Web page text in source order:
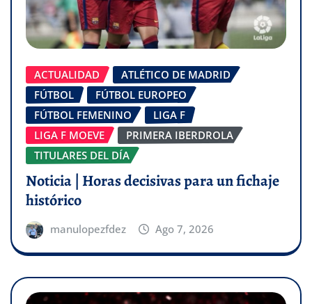
ACTUALIDAD
ATLÉTICO DE MADRID
FÚTBOL
FÚTBOL EUROPEO
FÚTBOL FEMENINO
LIGA F
LIGA F MOEVE
PRIMERA IBERDROLA
TITULARES DEL DÍA
Noticia | Horas decisivas para un fichaje
histórico
manulopezfdez Ago 7, 2026